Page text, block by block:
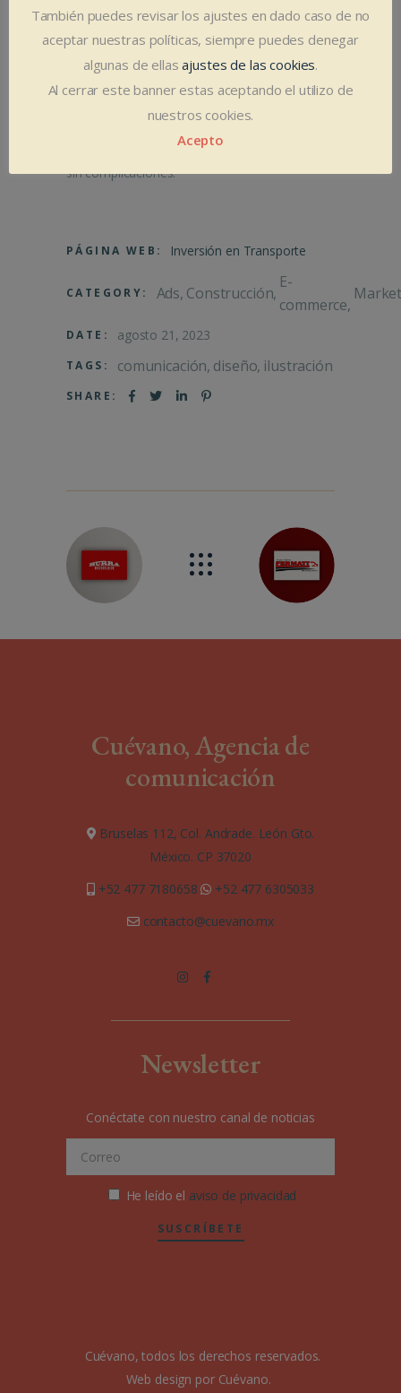
asegurar una experiencia de usuario fluida y
efectiva. La página es fácil de navegar, con un
diseño limpio y moderno que facilita el acceso
a la información sobre oportunidades de
inversión. Además, se optimizó para ser rápida
y segura, asegurando que los usuarios puedan
realizar consultas y gestionar su participación
sin complicaciones.
PÁGINA WEB: Inversión en Transporte
CATEGORY: Ads Construcción
E-
commerce
DATE: agosto 21, 2023
TAGS: comunicación diseño ilustración
SHARE:
Cuévano, Agencia de
comunicación
Bruselas 112, Col. Andrade. León Gto.
México. CP 37020
+52 477 7180658
+52 477 6305033
contacto@cuevano.mx
Newsletter
Conéctate con nuestro canal de noticias
He leído el aviso de privacidad
SUSCRÍBETE
Cuévano, todos los derechos reservados.
Web design por Cuévano.
También puedes revisar los ajustes en dado caso de no
aceptar nuestras políticas, siempre puedes denegar
algunas de ellasajustes de las cookies.
Al cerrar este banner estas aceptando el utilizo de
nuestros cookies.
Acepto